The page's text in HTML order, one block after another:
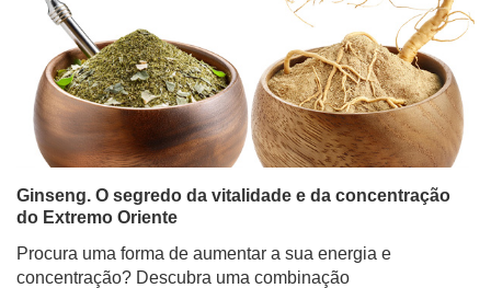
Ginseng. O segredo da vitalidade e da concentração
do Extremo Oriente
Procura uma forma de aumentar a sua energia e
concentração? Descubra uma combinação